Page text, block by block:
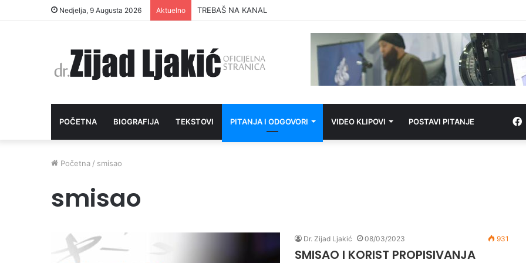
Nedjelja, 9 Augusta 2026 Aktuelno ŠUTNJA DAIJA O PRONEVJERI ZEKATA OD STRANE IZ-a
POČETNA BIOGRAFIJA TEKSTOVI PITANJA I ODGOVORI VIDEO KLIPOVI POSTAVI PITANJE
Početna / smisao
smisao
Dr. Zijad Ljakić 08/03/2023 931
SMISAO I KORIST PROPISIVANJA